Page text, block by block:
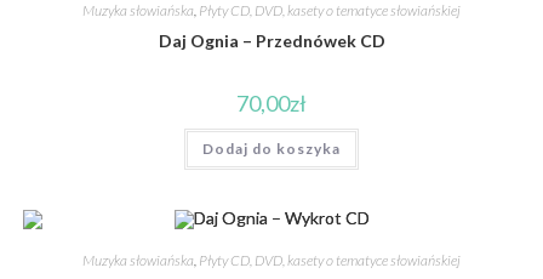
Muzyka słowiańska, Płyty CD, DVD, kasety o tematyce słowiańskiej
Daj Ognia – Przednówek CD
70,00zł
Dodaj do koszyka
Muzyka słowiańska, Płyty CD, DVD, kasety o tematyce słowiańskiej